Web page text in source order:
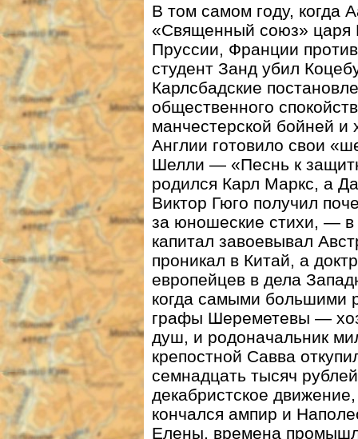
В том самом году, когда
«Священный союз» царя
Пруссии, Франции
студент Занд убил
Карлсбадские
общественного
манчестерской бойней и
Англии готовило свои
Шелли — «Песнь к
родился Карл Маркс, а
Виктор Гюго получил
за юношеские стихи, — в
капитал завоевывал
проникал в Китай, а
европейцев в дела
когда самыми большими
графы Шереметевы —
душ, и родоначальник
крепостной Савва
семнадцать тысяч
декабристское
кончался ампир и
Елены, времена